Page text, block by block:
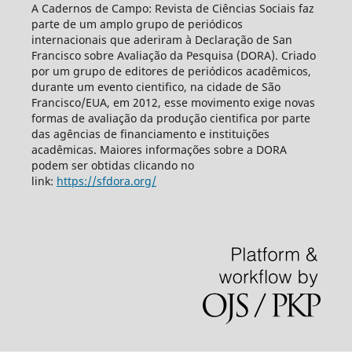
A Cadernos de Campo: Revista de Ciências Sociais faz
parte de um amplo grupo de periódicos
internacionais que aderiram à Declaração de San
Francisco sobre Avaliação da Pesquisa (DORA). Criado
por um grupo de editores de periódicos acadêmicos,
durante um evento cientifico, na cidade de São
Francisco/EUA, em 2012, esse movimento exige novas
formas de avaliação da produção cientifica por parte
das agências de financiamento e instituições
acadêmicas. Maiores informações sobre a DORA
podem ser obtidas clicando no
link: https://sfdora.org/